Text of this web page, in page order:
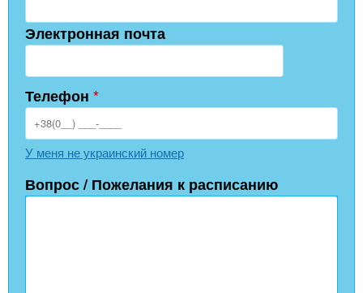
Электронная почта
Телефон *
У меня не украинский номер
Вопрос / Пожелания к расписанию